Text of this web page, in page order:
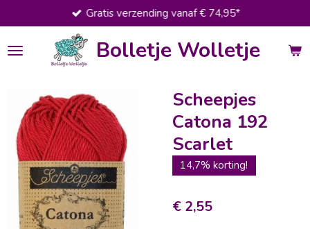
direct
naar
de
Bolletje Wolletje
Gratis verzending vanaf € 74,95*
Scheepjes
Catona 192
Scarlet
14,7% korting!
€ 2,55